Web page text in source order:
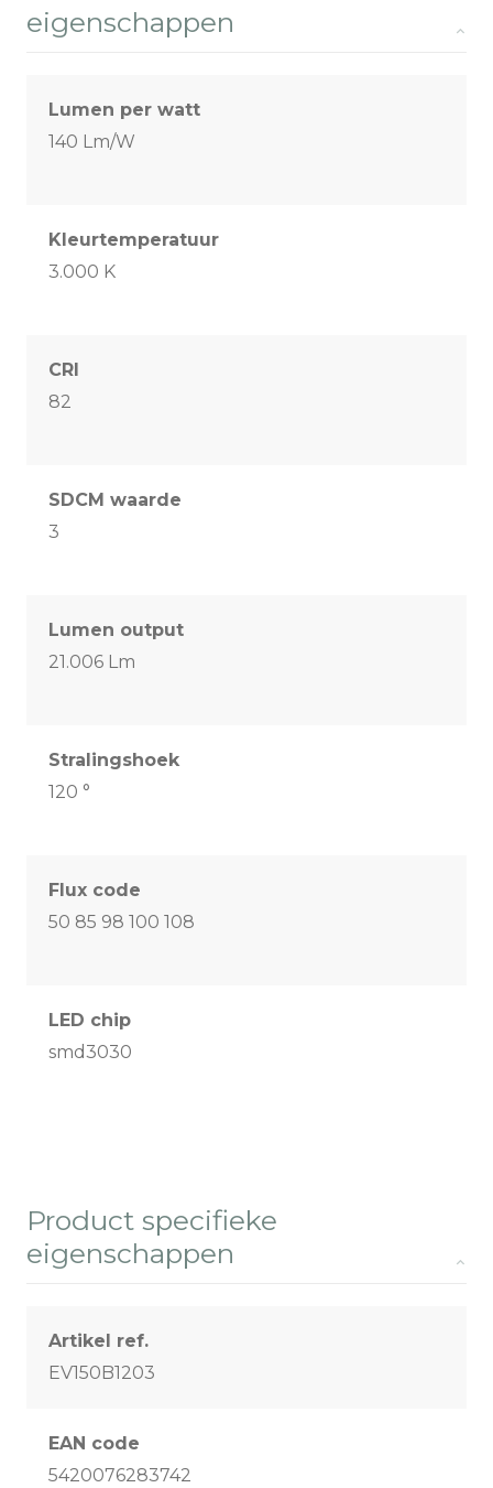
eigenschappen
Lumen per watt
140 Lm/W
Kleurtemperatuur
3.000 K
CRI
82
SDCM waarde
3
Lumen output
21.006 Lm
Stralingshoek
120 °
Flux code
50 85 98 100 108
LED chip
smd3030
Product specifieke
eigenschappen
Artikel ref.
EV150B1203
EAN code
5420076283742